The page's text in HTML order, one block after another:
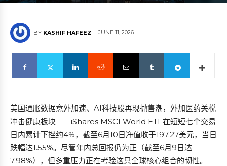
BY KASHIF HAFEEZ JUNE 11, 2026
美国通胀数据意外加速、AI科技股再现抛售潮，外加医药关税
冲击健康板块——iShares MSCI World ETF在短短七个交易
日内累计下挫约4%，截至6月10日净值收于197.27美元，当日
跌幅达1.55%。尽管年内总回报仍为正（截至6月9日达
7.98%），但多重压力正在考验这只全球核心组合的韧性。